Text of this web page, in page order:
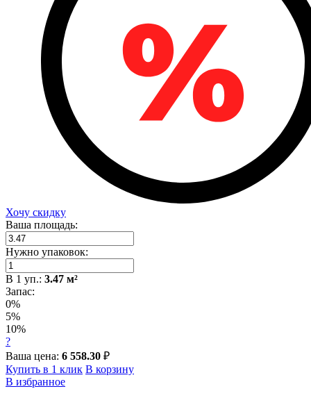
Хочу скидку
Ваша площадь:
Нужно упаковок:
В 1 уп.: 3.47 м²
Запас:
0%
5%
10%
?
Ваша цена: 6 558.30 ₽
Купить в 1 клик В корзину
В избранное